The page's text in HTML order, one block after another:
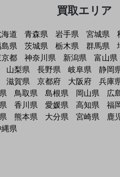
買取エリア
道 青森県 岩手県 宮城県
県
茨城県 栃木県 群馬県
都
神奈川県 新潟県 富山県
山梨県 長野県 岐阜県 静岡
滋賀県 京都府 大阪府 兵庫
鳥取県 島根県 岡山県 広
香川県 愛媛県 高知県 福
熊本県 大分県 宮崎県
鹿
県